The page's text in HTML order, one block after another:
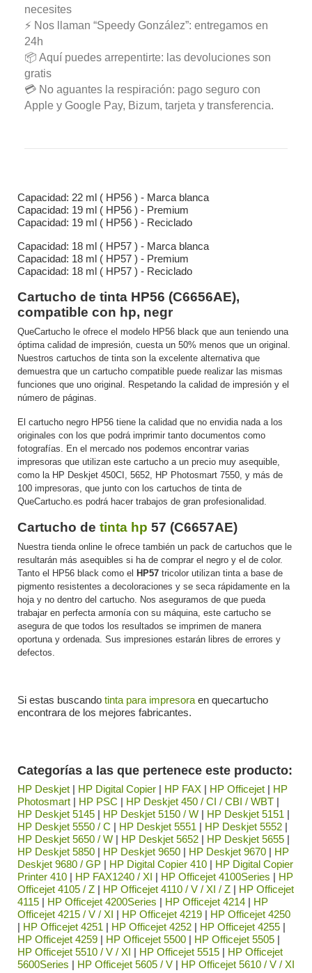
necesites
⚡ Nos llaman “Speedy González”: entregamos en
24h
📦 Aquí puedes arrepentirte: las devoluciones son
gratis
💳 No aguantes la respiración: pago seguro con
Apple y Google Pay, Bizum, tarjeta y transferencia.
Capacidad: 22 ml ( HP56 ) - Marca blanca
Capacidad: 19 ml ( HP56 ) - Premium
Capacidad: 19 ml ( HP56 ) - Reciclado
Capacidad: 18 ml ( HP57 ) - Marca blanca
Capacidad: 18 ml ( HP57 ) - Premium
Capacidad: 18 ml ( HP57 ) - Reciclado
Cartucho de tinta HP56 (C6656AE),
compatible con hp, negr
QueCartucho le ofrece el modelo HP56 black que aun teniendo una
óptima calidad de impresión, cuesta un 50% menos que un original.
Nuestros cartuchos de tinta son la excelente alternativa que
demuestra que un cartucho compatible puede realizar las mismas
funciones que uno original. Respetando la calidad de impresión y el
número de páginas.
El cartucho negro HP56 tiene la calidad que no envidia nada a los
originales con los que podrá imprimir tanto documentos como
fotografías. En el mercado nos podemos encontrar varias
impresoras que utilizan este cartucho a un precio muy asequible,
como la HP Deskjet 450CI, 5652, HP Photosmart 7550, y más de
100 impresoras, que junto con los cartuchos de tinta de
QueCartucho.es podrá hacer trabajos de gran profesionalidad.
Cartucho de tinta hp 57 (C6657AE)
Nuestra tienda online le ofrece también un pack de cartuchos que le
resultarán más asequibles si ha de comprar el negro y el de color.
Tanto el HP56 black como el HP57 tricolor utilizan tinta a base de
pigmento resistentes a decoloraciones y se seca rápidamente en la
hoja y no dentro del cartucho. Nos aseguramos de que pueda
trabajar en perfecta armonía con su máquina, este cartucho se
asegura de que todos los resultados se imprimen de manera
oportuna y ordenada. Sus impresiones estarán libres de errores y
defectos.
Si estas buscando tinta para impresora en quecartucho
encontrara de los mejores fabricantes.
Categorías a las que pertenece este producto:
HP Deskjet | HP Digital Copier | HP FAX | HP Officejet | HP
Photosmart | HP PSC | HP Deskjet 450 / CI / CBI / WBT |
HP Deskjet 5145 | HP Deskjet 5150 / W | HP Deskjet 5151 |
HP Deskjet 5550 / C | HP Deskjet 5551 | HP Deskjet 5552 |
HP Deskjet 5650 / W | HP Deskjet 5652 | HP Deskjet 5655 |
HP Deskjet 5850 | HP Deskjet 9650 | HP Deskjet 9670 | HP
Deskjet 9680 / GP | HP Digital Copier 410 | HP Digital Copier
Printer 410 | HP FAX1240 / XI | HP Officejet 4100Series | HP
Officejet 4105 / Z | HP Officejet 4110 / V / XI / Z | HP Officejet
4115 | HP Officejet 4200Series | HP Officejet 4214 | HP
Officejet 4215 / V / XI | HP Officejet 4219 | HP Officejet 4250
| HP Officejet 4251 | HP Officejet 4252 | HP Officejet 4255 |
HP Officejet 4259 | HP Officejet 5500 | HP Officejet 5505 |
HP Officejet 5510 / V / XI | HP Officejet 5515 | HP Officejet
5600Series | HP Officejet 5605 / V | HP Officejet 5610 / V / XI